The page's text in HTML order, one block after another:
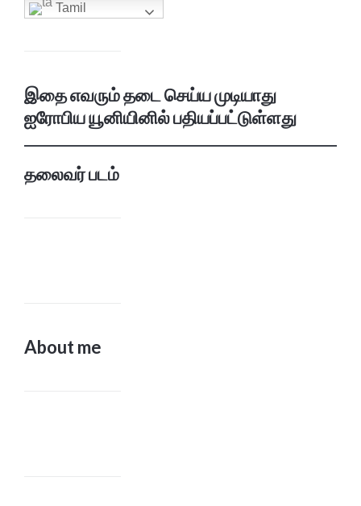
Tamil
இதை எவரும் தடை செய்ய முடியாது
ஐரோபிய யூனியினில் பதியப்பட்டுள்ளது
தலைவர் படம்
About me